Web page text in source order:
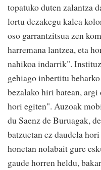
topatuko duten zalantza
lortu dezakegu kalea
oso garrantzitsua zen
harremana lantzea, eta
nahikoa indarrik".
gehiago inbertitu
bezalako hiri batean,
hori egiten". Auzoak
du Saenz de Buruagak,
batzuetan ez daudela
honetan nolabait gure
gaude horren heldu,